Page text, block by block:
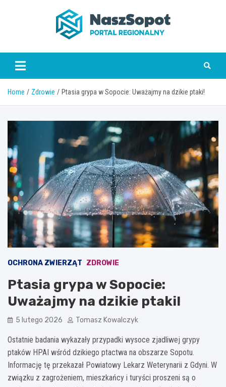
www.naszsopot.pl
Home Zdrowie Ptasia grypa w Sopocie: Uważajmy na dzikie ptaki!
OCHRONA ZWIERZĄT ZDROWIE
Ptasia grypa w Sopocie:
Uważajmy na dzikie ptaki!
5 lutego 2026 Tomasz Kowalczyk
Ostatnie badania wykazały przypadki wysoce zjadliwej grypy
ptaków HPAI wśród dzikiego ptactwa na obszarze Sopotu.
Informację tę przekazał Powiatowy Lekarz Weterynarii z Gdyni. W
związku z zagrożeniem, mieszkańcy i turyści proszeni są o